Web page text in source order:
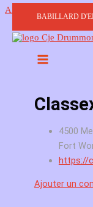
Aller au contenu
BABILLARD
4500
Fort
https://
Ajouter un